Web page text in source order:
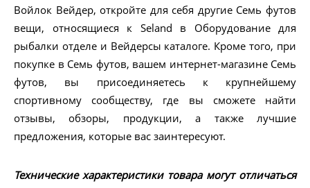
Войлок Вейдер, откройте для себя другие Семь футов
вещи, относящиеся к Seland в Оборудование для
рыбалки отделе и Вейдерсы каталоге. Кроме того, при
покупке в Семь футов, вашем интернет-магазине Семь
футов, вы присоединяетесь к крупнейшему
спортивному сообществу, где вы сможете найти
отзывы, обзоры, продукции, а также лучшие
предложения, которые вас заинтересуют.
Технические характеристики товара могут отличаться